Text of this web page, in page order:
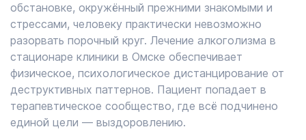
обстановке, окружённый прежними знакомыми и
стрессами, человеку практически невозможно
разорвать порочный круг. Лечение алкоголизма в
стационаре клиники в Омске обеспечивает
физическое, психологическое дистанцирование от
деструктивных паттернов. Пациент попадает в
терапевтическое сообщество, где всё подчинено
единой цели — выздоровлению.